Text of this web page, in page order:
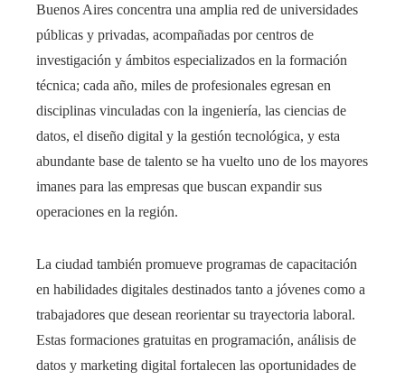
Buenos Aires concentra una amplia red de universidades
públicas y privadas, acompañadas por centros de
investigación y ámbitos especializados en la formación
técnica; cada año, miles de profesionales egresan en
disciplinas vinculadas con la ingeniería, las ciencias de
datos, el diseño digital y la gestión tecnológica, y esta
abundante base de talento se ha vuelto uno de los mayores
imanes para las empresas que buscan expandir sus
operaciones en la región.
La ciudad también promueve programas de capacitación
en habilidades digitales destinados tanto a jóvenes como a
trabajadores que desean reorientar su trayectoria laboral.
Estas formaciones gratuitas en programación, análisis de
datos y marketing digital fortalecen las oportunidades de